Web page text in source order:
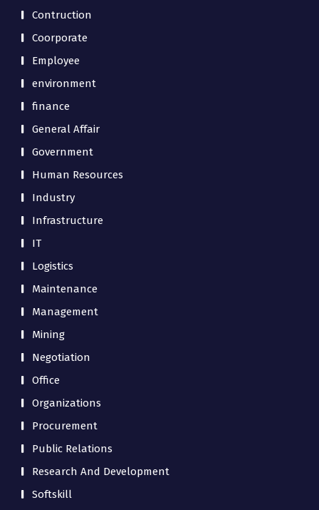
Contruction
Coorporate
Employee
environment
finance
General Affair
Government
Human Resources
Industry
Infrastructure
IT
Logistics
Maintenance
Management
Mining
Negotiation
Office
Organizations
Procurement
Public Relations
Research And Development
Softskill